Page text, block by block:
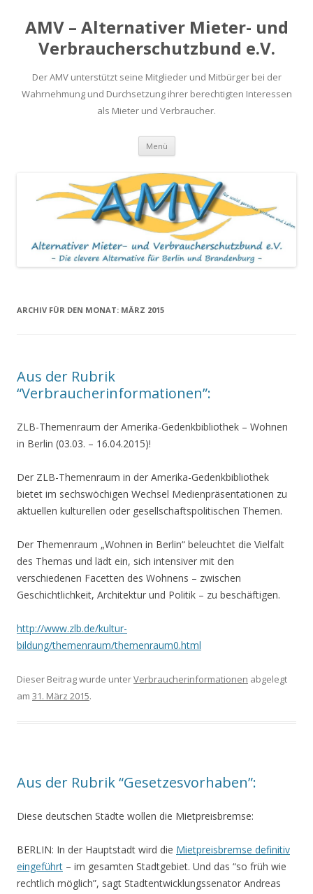
AMV – Alternativer Mieter- und
Verbraucherschutzbund e.V.
Der AMV unterstützt seine Mitglieder und Mitbürger bei der
Wahrnehmung und Durchsetzung ihrer berechtigten Interessen
als Mieter und Verbraucher.
Menü Springe
Inhalt
ARCHIV FÜR DEN MONAT: MÄRZ 2015
Aus der Rubrik
“Verbraucherinformationen”:
ZLB-Themenraum der Amerika-Gedenkbibliothek – Wohnen
in Berlin (03.03. – 16.04.2015)!
Der ZLB-Themenraum in der Amerika-Gedenkbibliothek
bietet im sechswöchigen Wechsel Medienpräsentationen zu
aktuellen kulturellen oder gesellschaftspolitischen Themen.
Der Themenraum „Wohnen in Berlin“ beleuchtet die Vielfalt
des Themas und lädt ein, sich intensiver mit den
verschiedenen Facetten des Wohnens – zwischen
Geschichtlichkeit, Architektur und Politik – zu beschäftigen.
http://www.zlb.de/kultur-
bildung/themenraum/themenraum0.html
Dieser Beitrag wurde unterVerbraucherinformationen abgelegt
am 31. März 2015.
Aus der Rubrik “Gesetzesvorhaben”:
Diese deutschen Städte wollen die Mietpreisbremse:
BERLIN: In der Hauptstadt wird die Mietpreisbremse definitiv
eingeführt – im gesamten Stadtgebiet. Und das “so früh wie
rechtlich möglich”, sagt Stadtentwicklungssenator Andreas